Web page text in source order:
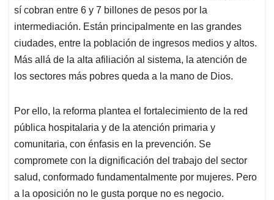
sí cobran entre 6 y 7 billones de pesos por la
intermediación. Están principalmente en las grandes
ciudades, entre la población de ingresos medios y altos.
Más allá de la alta afiliación al sistema, la atención de
los sectores más pobres queda a la mano de Dios.
Por ello, la reforma plantea el fortalecimiento de la red
pública hospitalaria y de la atención primaria y
comunitaria, con énfasis en la prevención. Se
compromete con la dignificación del trabajo del sector
salud, conformado fundamentalmente por mujeres. Pero
a la oposición no le gusta porque no es negocio.